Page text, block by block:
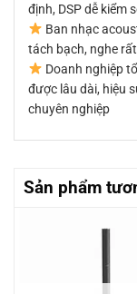
định, DSP dễ kiểm
Ban nhạc
tách bạch, nghe
Doanh nghiệp
được lâu dài, hiệu
chuyên nghiệp
Sản phẩm